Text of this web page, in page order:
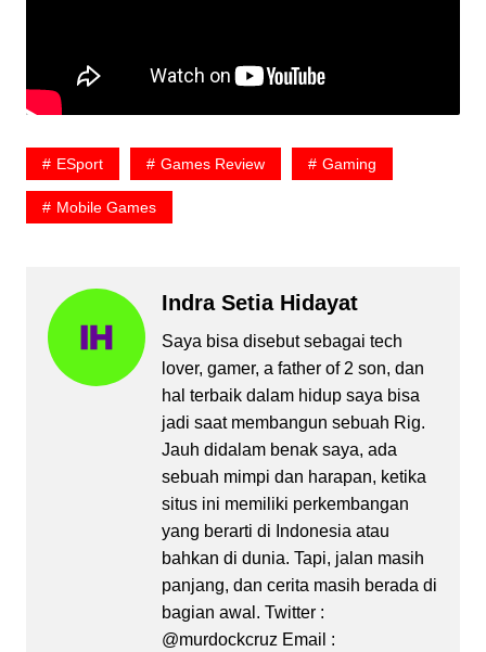
ESport Games Review Gaming
Mobile Games
Indra Setia Hidayat
Saya bisa disebut sebagai tech
lover, gamer, a father of 2 son, dan
hal terbaik dalam hidup saya bisa
jadi saat membangun sebuah Rig.
Jauh didalam benak saya, ada
sebuah mimpi dan harapan, ketika
situs ini memiliki perkembangan
yang berarti di Indonesia atau
bahkan di dunia. Tapi, jalan masih
panjang, dan cerita masih berada di
bagian awal. Twitter :
@murdockcruz Email :